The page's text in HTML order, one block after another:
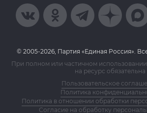
© 2005-2026, Партия «Единая Россия».
При полном или частичном
на ресурс обязательна
Пользовательское
Политика
Политика в отношении обработки
Согласие на обработку